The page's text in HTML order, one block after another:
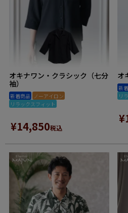
オキナワン・クラシック（七分
袖）
新着商品 ノーアイロン
リラックスフィット
¥14,850税込
オ
新
リ
¥